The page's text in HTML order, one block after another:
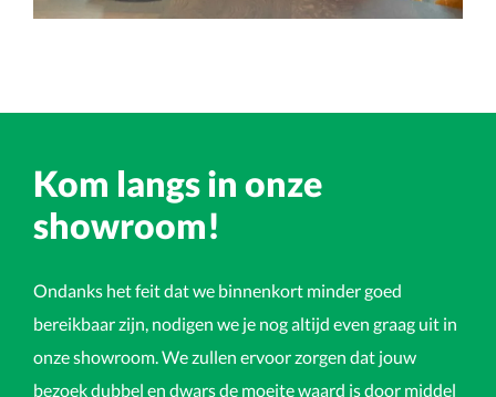
Kom langs in onze
showroom!
Ondanks het feit dat we binnenkort minder goed
bereikbaar zijn, nodigen we je nog altijd even graag uit in
onze showroom. We zullen ervoor zorgen dat jouw
bezoek dubbel en dwars de moeite waard is door middel